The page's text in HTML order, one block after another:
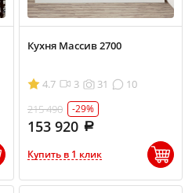
Кухня Массив 2700
4.7 3 31
10
215 490
-29%
153 920
Купить в 1 клик